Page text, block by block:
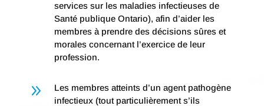
services sur les maladies infectieuses de
Santé publique Ontario), afin d’aider les
membres à prendre des décisions sûres et
morales concernant l’exercice de leur
profession.
9
Les membres atteints d’un agent pathogène
infectieux (tout particulièrement s’ils